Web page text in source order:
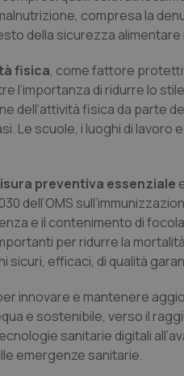
compresa la
della sicurezza alimentare
fisica, come fattore
l’importanza di ridurre lo
dell’attività fisica da parte
Le scuole, i luoghi di
preventiva essenziale
dell’OMS
e il contenimento di
per ridurre la
sicuri, efficaci, di qualità
innovare e mantenere
e sostenibile, verso il
sanitarie digitali
emergenze sanitarie.
tracking-sites-ironfish-
id
PHP.net